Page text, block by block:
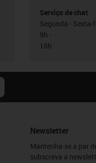
Serviço de chat
Segunda - Sexta-
9h -
18h
Newsletter
Mantenha-se a par
subscreva a